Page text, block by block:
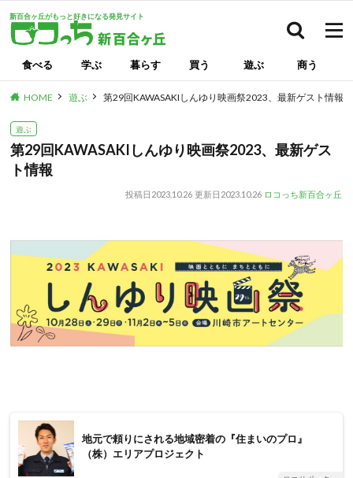
新百合ヶ丘がもっと好きになる発見サイト
食べる 学ぶ 暮らす 買う 遊ぶ 商う
HOME 遊ぶ 第29回KAWASAKIしんゆり映画祭2023、最新ゲスト情報
遊ぶ
第29回KAWASAKIしんゆり映画祭2023、最新ゲス
ト情報
投稿日 2023.10.26 更新日 2023.10.26 ロコっち新百合ヶ丘
地元で頼りにされる地域密着の『住まいのプロ』
（株）エリアプロジェクト